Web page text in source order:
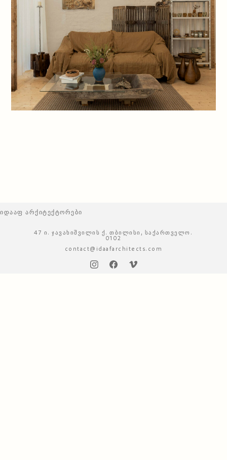
იდააფ არქიტექტორები
47 ი. ჯავახიშვილის ქ. თბილისი, საქართველო.
0102
contact@idaafarchitects.com